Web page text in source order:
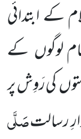
کے ابتدائی
لوگوں کے
کی رَوِش پر
رسالتصَلَّی